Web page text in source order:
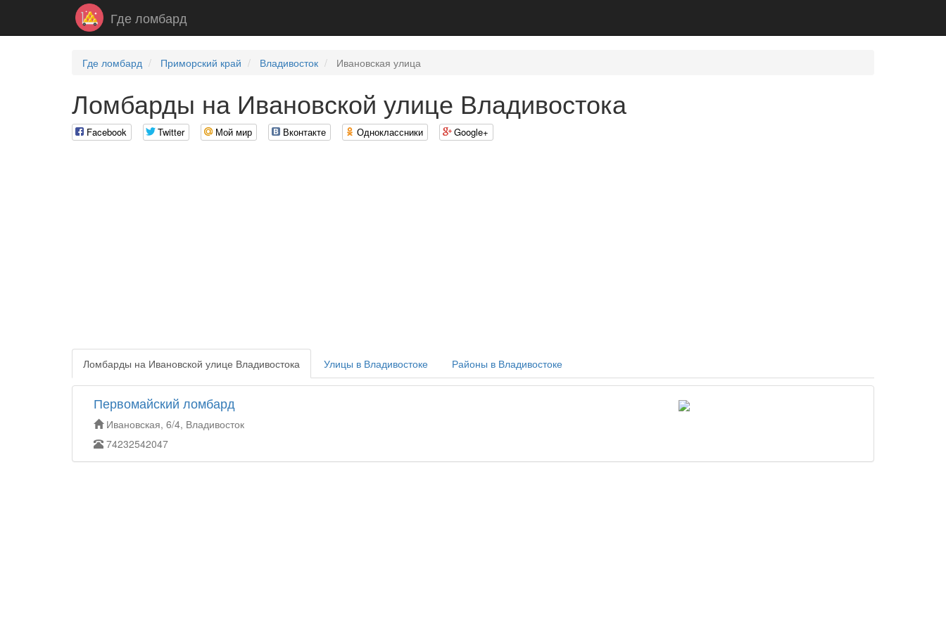
Где ломбард
Где ломбард Приморский край Владивосток Ивановская улица
Ломбарды на Ивановской улице Владивостока
Facebook Twitter Мой мир Вконтакте Одноклассники Google+
Ломбарды на Ивановской улице Владивостока Улицы в Владивостоке Районы в Владивостоке
Первомайский ломбард
Ивановская, 6/4, Владивосток
74232542047